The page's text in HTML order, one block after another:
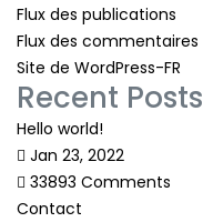
Flux des publications
Flux des commentaires
Site de WordPress-FR
Recent Posts
Hello world!
Jan 23, 2022
33893 Comments
Contact